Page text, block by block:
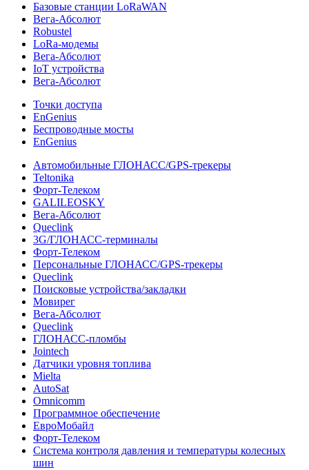
Базовые станции LoRaWAN
Вега-Абсолют
Robustel
LoRa-модемы
Вега-Абсолют
IoT устройства
Вега-Абсолют
Точки доступа
EnGenius
Беспроводные мосты
EnGenius
Автомобильные ГЛОНАСС/GPS-трекеры
Teltonika
Форт-Телеком
GALILEOSKY
Вега-Абсолют
Queclink
3G/ГЛОНАСС-терминалы
Форт-Телеком
Персональные ГЛОНАСС/GPS-трекеры
Queclink
Поисковые устройства/закладки
Мовирег
Вега-Абсолют
Queclink
ГЛОНАСС-пломбы
Jointech
Датчики уровня топлива
Mielta
AutoSat
Omnicomm
Программное обеспечение
ЕвроМобайл
Форт-Телеком
Система контроля давления и температуры колесных
шин